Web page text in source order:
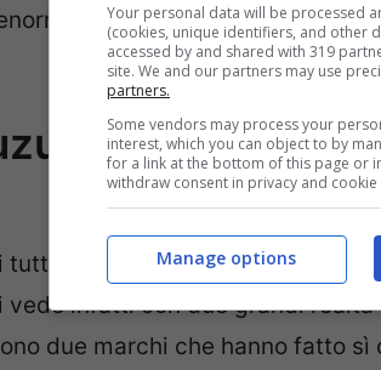
perché sono automobili
della Polizia:
il mondo che sono
vede infatti con due grandi realtà
due marchi che hanno fatto sì
Your personal data will be processed
(cookies, unique identifiers, and other
accessed by and shared with 319
site. We and our partners may use
partners.
Some vendors may process your
interest, which you can object to by
for a link at the bottom of this page or
withdraw consent in privacy and cookie
Manage options